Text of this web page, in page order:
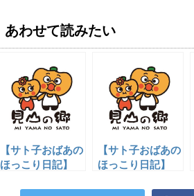
あわせて読みたい
【サト子おばあの
ほっこり日記】
【サト子おばあの
ほっこり日記】